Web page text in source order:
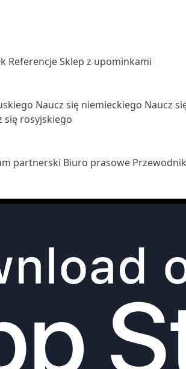
ReferencjeSklep z upominkami
Naucz się niemieckiego Naucz
się rosyjskiego
partnerski Biuro prasowe